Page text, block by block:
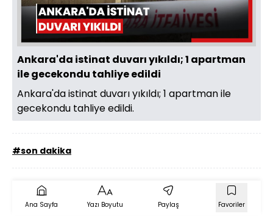
Oynat
Ankara'da istinat duvarı yıkıldı; 1 apartman
ile gecekondu tahliye edildi
Ankara'da istinat duvarı yıkıldı; 1 apartman ile
gecekondu tahliye edildi.
#son dakika
Ana Sayfa Yazı Boyutu Paylaş Favoriler